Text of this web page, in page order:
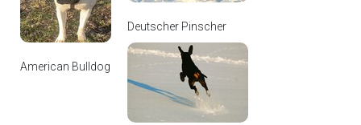
American Bulldog
Deutscher Pinscher